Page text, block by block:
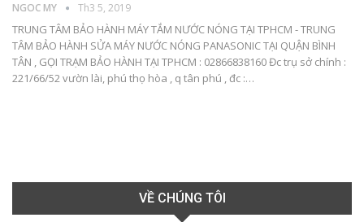
NGOC MY Th3 5, 2019
TRUNG TÂM BẢO HÀNH MÁY TẮM NƯỚC NÓNG TẠI TPHCM - TRUNG
TÂM BẢO HÀNH SỬA MÁY NƯỚC NÓNG PANASONIC TẠI QUẬN BÌNH
TÂN , GỌI TRẠM BẢO HÀNH TẠI TPHCM : 02866838160 Đc trụ sở chính :
221/66/52 vườn lài, phú thọ hòa , q tân phú , đc :…
VỀ CHÚNG TÔI